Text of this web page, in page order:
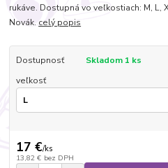
rukáve. Dostupná vo veľkostiach: M, L,
Novák. celý popis
Dostupnosť
Skladom 1 ks
veľkosť
17 €/ks
13,82 € bez DPH